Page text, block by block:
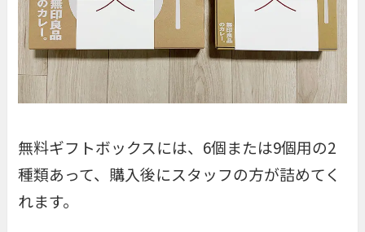
無料ギフトボックスには、6個または9個用の2
種類あって、購入後にスタッフの方が詰めてく
れます。